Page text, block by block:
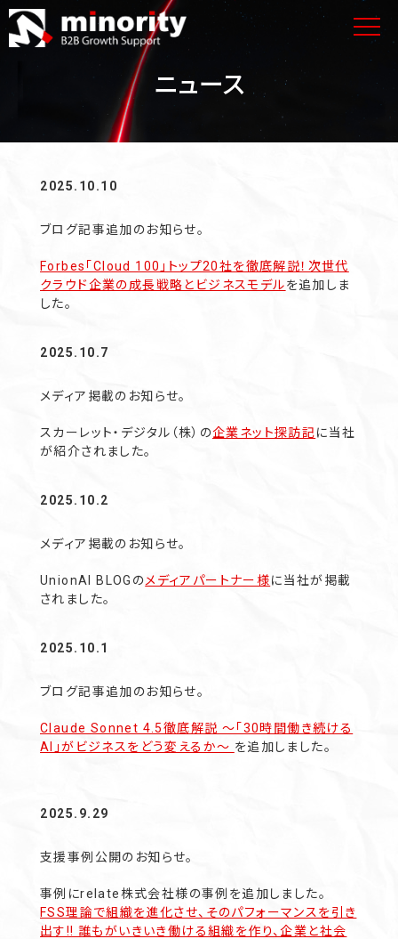
ニュース
2025.10.10
ブログ記事追加のお知らせ。
Forbes「Cloud 100」トップ20社を徹底解説！次世代
クラウド企業の成長戦略とビジネスモデルを追加しま
した。
2025.10.7
メディア掲載のお知らせ。
スカーレット・デジタル（株）の企業ネット探訪記に当社
が紹介されました。
2025.10.2
メディア掲載のお知らせ。
UnionAI BLOGのメディアパートナー様に当社が掲載
されました。
2025.10.1
ブログ記事追加のお知らせ。
Claude Sonnet 4.5徹底解説 〜「30時間働き続ける
AI」がビジネスをどう変えるか〜 を追加しました。
2025.9.29
支援事例公開のお知らせ。
事例にrelate株式会社様の事例を追加しました。
FSS理論で組織を進化させ、そのパフォーマンスを引き
出す!! 誰もがいきいき働ける組織を作り、企業と社会